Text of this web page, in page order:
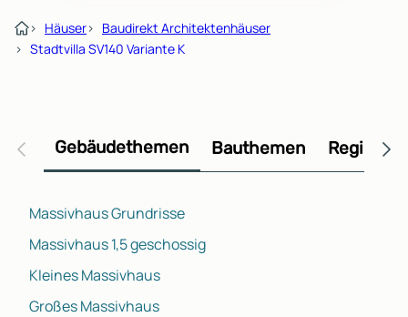
› Häuser› Baudirekt Architektenhäuser
› Stadtvilla SV140 Variante K
Gebäudethemen Bauthemen
Massivhaus Grundrisse
Massivhaus 1,5 geschossig
Kleines Massivhaus
Großes Massivhaus